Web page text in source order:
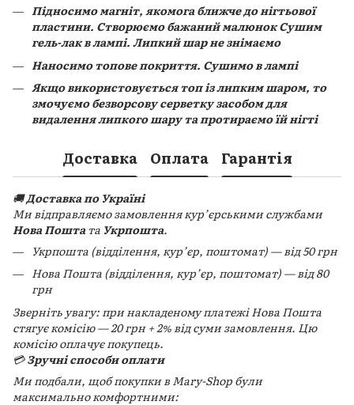
Підносимо магніт, якомога ближче до нігтьової
пластини. Створюємо бажаний малюнок Сушим
гель-лак в лампі. Липкий шар не знімаємо
Наносимо топове покриття. Сушимо в лампі
Якщо використовується топ із липким шаром, то
змочуємо безворсову серветку засобом для
видалення липкого шару та протираємо їй нігті
Доставка Оплата Гарантія
🚚Доставка по Україні
Ми відправляємо замовлення кур’єрськими службами
Нова Пошта та Укрпошта.
Укрпошта (відділення, кур’єр, поштомат) — від 50 грн
Нова Пошта (відділення, кур’єр, поштомат) — від 80
грн
Зверніть увагу: при накладеному платежі Нова Пошта
стягує комісію — 20 грн + 2% від суми замовлення. Цю
комісію оплачує покупець.
💳Зручні способи оплати
Ми подбали, щоб покупки в Mary-Shop були
максимально комфортними: